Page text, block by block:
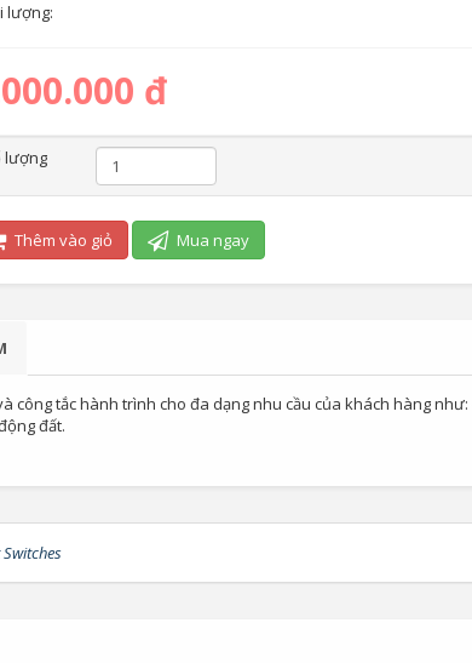
lượng:
đ
lượng
Thêm vào giỏ Mua ngay
công tắc hành trình cho đa dạng nhu cầu của khách hàng như:
đất.